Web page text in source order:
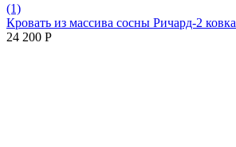
(1)
Кровать из массива сосны Ричард-2 ковка
24 200 Р